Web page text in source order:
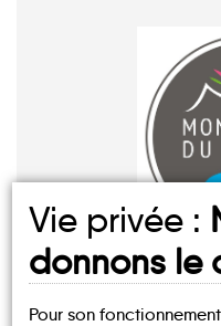
Vie privée :
donnons le
Pour son